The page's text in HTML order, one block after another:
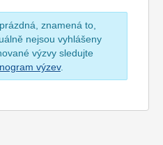
znamená to,
nejsou vyhlášeny
výzvy sledujte
výzev.